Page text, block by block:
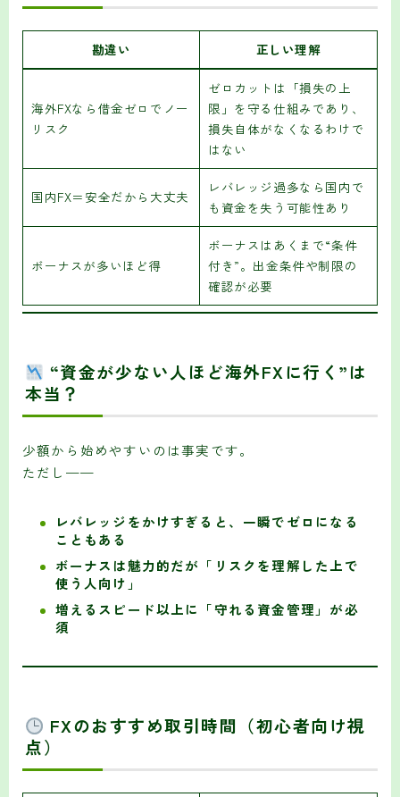
勘違い 正しい理解
海外FXなら借金ゼロでノー
リスク
ゼロカットは「損失の上
限」を守る仕組みであり、
損失自体がなくなるわけで
はない
国内FX＝安全だから大丈夫
レバレッジ過多なら国内で
も資金を失う可能性あり
ボーナスが多いほど得
ボーナスはあくまで“条件
付き”。出金条件や制限の
確認が必要
“資金が少ない人ほど海外FXに行く”は
本当？
少額から始めやすいのは事実です。
ただし——
レバレッジをかけすぎると、一瞬でゼロになる
こともある
ボーナスは魅力的だが「リスクを理解した上で
使う人向け」
増えるスピード以上に「守れる資金管理」が必
須
FXのおすすめ取引時間（初心者向け視
点）